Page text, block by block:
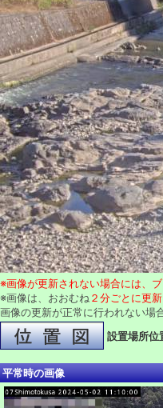
※画像が更新されない場合には、
※画像は、おおむね ２分ごとに更新
画像の更新が正常に行われない場
設置場所位
平常時の画像